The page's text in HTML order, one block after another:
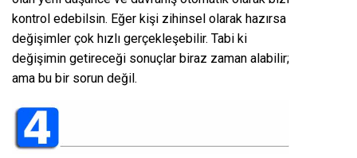
kontrol edebilsin. Eğer kişi zihinsel olarak hazırsa
değişimler çok hızlı gerçekleşebilir. Tabi ki
değişimin getireceği sonuçlar biraz zaman alabilir;
ama bu bir sorun değil.